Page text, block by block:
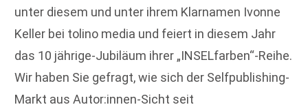
unter diesem und unter ihrem Klarnamen Ivonne
Keller bei tolino media und feiert in diesem Jahr
das 10 jährige-Jubiläum ihrer „INSELfarben“-Reihe.
Wir haben Sie gefragt, wie sich der Selfpublishing-
Markt aus Autor:innen-Sicht seit